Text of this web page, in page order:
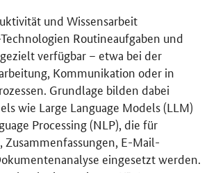
und Wissensarbeit
Routineaufgaben und
verfügbar – etwa bei der
Kommunikation oder in
Grundlage bilden dabei
wie Large Language Models (LLM)
Processing (NLP), die für
Zusammenfassungen, E-Mail-
eingesetzt werden.